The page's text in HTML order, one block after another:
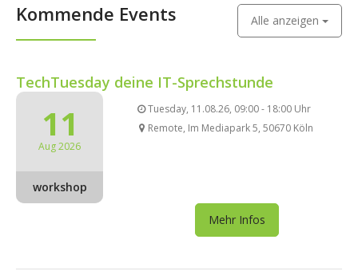
Kommende Events Alle anzeigen
TechTuesday deine IT-Sprechstunde
11
Aug 2026
workshop
Tuesday, 11.08.26, 09:00 - 18:00 Uhr
Remote, Im Mediapark 5, 50670 Köln
Mehr Infos